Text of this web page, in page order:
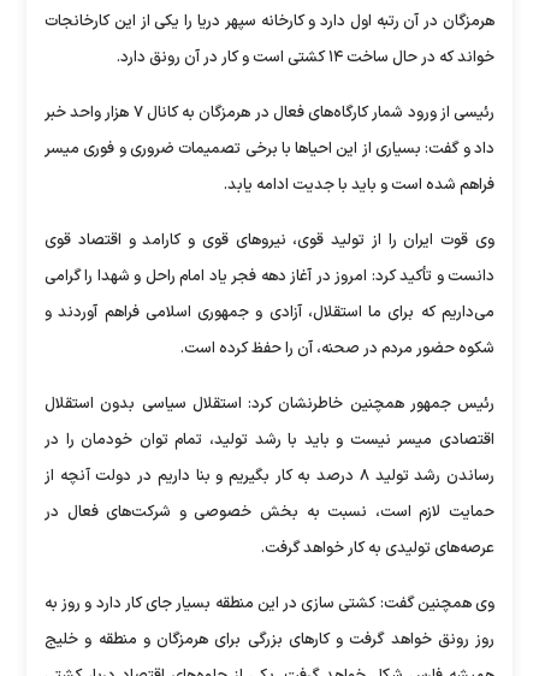
هرمزگان در آن رتبه اول دارد و کارخانه سپهر دریا را یکی از این کارخانجات
خواند که در حال ساخت ۱۴ کشتی است و کار در آن رونق دارد.
رئیسی از ورود شمار کارگاه‌های فعال در هرمزگان به کانال ۷ هزار واحد خبر
داد و گفت: بسیاری از این احیا‌ها با برخی تصمیمات ضروری و فوری میسر
فراهم شده است و باید با جدیت ادامه یابد.
وی قوت ایران را از تولید قوی، نیرو‌های قوی و کارامد و اقتصاد قوی
دانست و تأکید کرد: امروز در آغاز دهه فجر یاد امام راحل و شهدا را گرامی
می‌داریم که برای ما استقلال، آزادی و جمهوری اسلامی فراهم آوردند و
شکوه حضور مردم در صحنه، آن را حفظ کرده است.
رئیس جمهور همچنین خاطرنشان کرد: استقلال سیاسی بدون استقلال
اقتصادی میسر نیست و باید با رشد تولید، تمام توان خودمان را در
رساندن رشد تولید ۸ درصد به کار بگیریم و بنا داریم در دولت آنچه از
حمایت لازم است، نسبت به بخش خصوصی و شرکت‌های فعال در
عرصه‌های تولیدی به کار خواهد گرفت.
وی همچنین گفت: کشتی سازی در این منطقه بسیار جای کار دارد و روز به
روز رونق خواهد گرفت و کار‌های بزرگی برای هرمزگان و منطقه و خلیج